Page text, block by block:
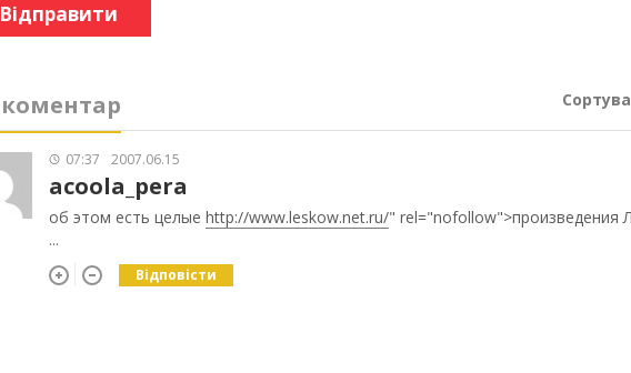
Відправити
коментар
07:37 2007.06.15
acoola_pera
об этом есть целые http://www.leskow.net.ru/" rel="nofollow">произведения
...
Відповісти